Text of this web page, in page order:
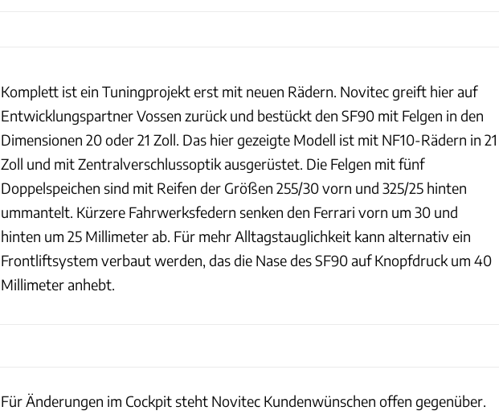
Komplett ist ein Tuningprojekt erst mit neuen Rädern. Novitec greift hier auf
Entwicklungspartner Vossen zurück und bestückt den SF90 mit Felgen in den
Dimensionen 20 oder 21 Zoll. Das hier gezeigte Modell ist mit NF10-Rädern in 21
Zoll und mit Zentralverschlussoptik ausgerüstet. Die Felgen mit fünf
Doppelspeichen sind mit Reifen der Größen 255/30 vorn und 325/25 hinten
ummantelt. Kürzere Fahrwerksfedern senken den Ferrari vorn um 30 und
hinten um 25 Millimeter ab. Für mehr Alltagstauglichkeit kann alternativ ein
Frontliftsystem verbaut werden, das die Nase des SF90 auf Knopfdruck um 40
Millimeter anhebt.
Für Änderungen im Cockpit steht Novitec Kundenwünschen offen gegenüber.